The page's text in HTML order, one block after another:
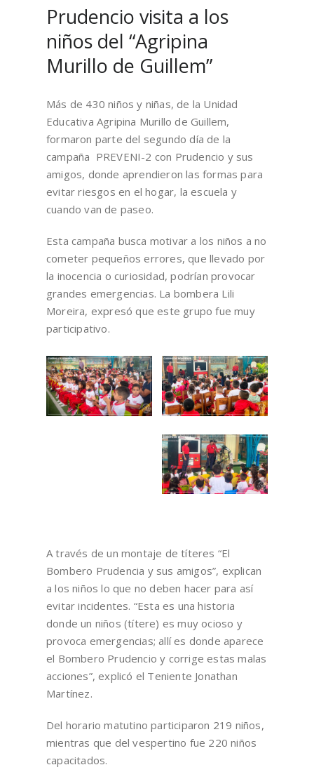
Prudencio visita a los
niños del “Agripina
Murillo de Guillem”
Más de 430 niños y niñas, de la Unidad
Educativa Agripina Murillo de Guillem,
formaron parte del segundo día de la
campaña PREVENI-2 con Prudencio y sus
amigos, donde aprendieron las formas para
evitar riesgos en el hogar, la escuela y
cuando van de paseo.
Esta campaña busca motivar a los niños a no
cometer pequeños errores, que llevado por
la inocencia o curiosidad, podrían provocar
grandes emergencias. La bombera Lili
Moreira, expresó que este grupo fue muy
participativo.
A través de un montaje de títeres “El
Bombero Prudencia y sus amigos”, explican
a los niños lo que no deben hacer para así
evitar incidentes. “Esta es una historia
donde un niños (títere) es muy ocioso y
provoca emergencias; allí es donde aparece
el Bombero Prudencio y corrige estas malas
acciones”, explicó el Teniente Jonathan
Martínez.
Del horario matutino participaron 219 niños,
mientras que del vespertino fue 220 niños
capacitados.